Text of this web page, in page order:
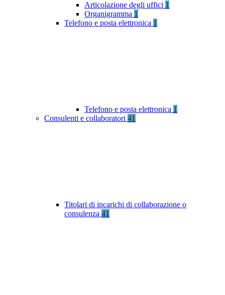
Articolazione degli uffici 1
Organigramma 1
Telefono e posta elettronica 1
Telefono e posta elettronica 1
Consulenti e collaboratori 41
Titolari di incarichi di collaborazione o
consulenza 41